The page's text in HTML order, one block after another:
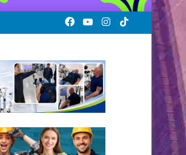
TikTok
Instagram
YouTube
Facebook